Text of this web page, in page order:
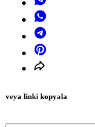
veya linki kopyala